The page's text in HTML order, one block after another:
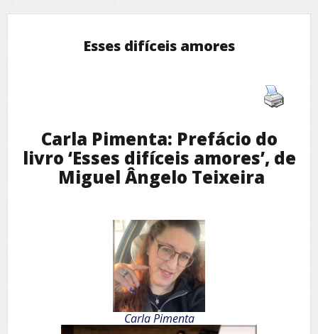
Esses difíceis amores
Carla Pimenta: Prefácio do
livro ‘Esses difíceis amores’, de
Miguel Ângelo Teixeira
Carla Pimenta